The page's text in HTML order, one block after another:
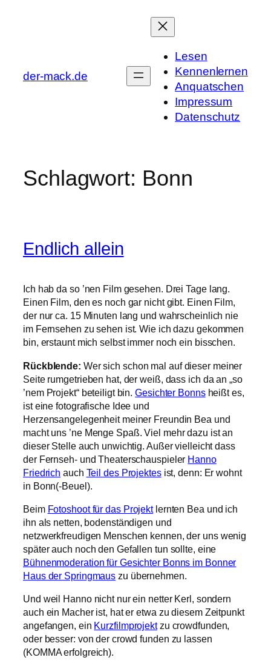
der-mack.de
Lesen
Kennenlernen
Anquatschen
Impressum
Datenschutz
Schlagwort: Bonn
Endlich allein
Ich hab da so ’nen Film gesehen. Drei Tage lang.
Einen Film, den es noch gar nicht gibt. Einen Film,
der nur ca. 15 Minuten lang und wahrscheinlich nie
im Fernsehen zu sehen ist. Wie ich dazu gekommen
bin, erstaunt mich selbst immer noch ein bisschen.
Rückblende: Wer sich schon mal auf dieser meiner
Seite rumgetrieben hat, der weiß, dass ich da an „so
’nem Projekt“ beteiligt bin.Gesichter Bonnsheißt es,
ist eine fotografische Idee und
Herzensangelegenheit meiner Freundin Bea und
macht uns ’ne Menge Spaß. Viel mehr dazu ist an
dieser Stelle auch unwichtig. Außer vielleicht dass
der Fernseh- und Theaterschauspieler Hanno
Friedrich auch Teil des Projektesist, denn: Er wohnt
in Bonn(-Beuel).
Beim Fotoshoot für das Projektlernten Bea und ich
ihn als netten, bodenständigen und
netzwerkfreudigen Menschen kennen, der uns wenig
später auch noch den Gefallen tun sollte, eine
Bühnenmoderation für Gesichter Bonns im Bonner
Haus der Springmaus zu übernehmen.
Und weil Hanno nicht nur ein netter Kerl, sondern
auch ein Macher ist, hat er etwa zu diesem Zeitpunkt
angefangen, ein Kurzfilmprojektzu crowdfunden,
oder besser: von der crowd funden zu lassen
(KOMMA erfolgreich).